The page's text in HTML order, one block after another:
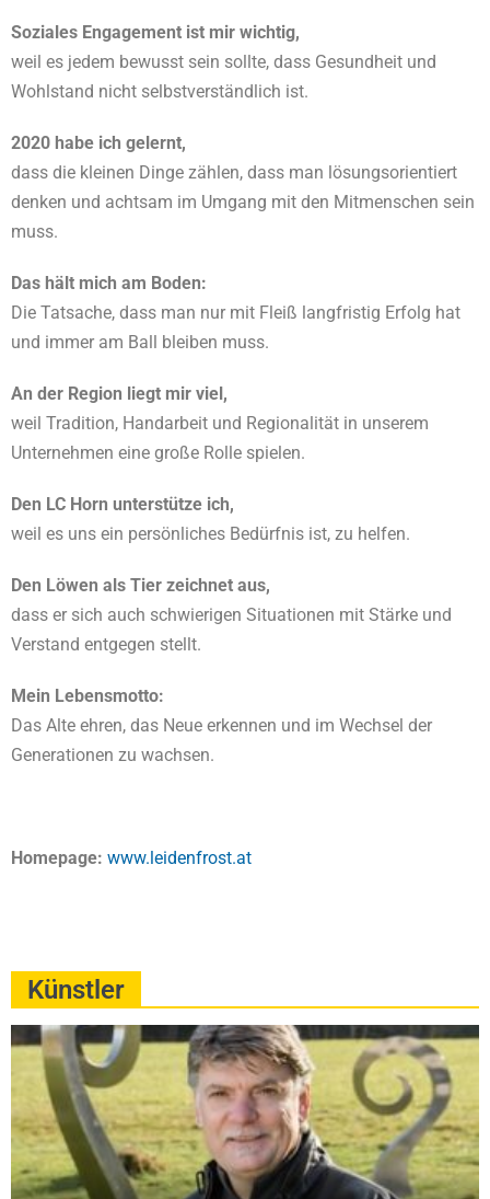
Soziales Engagement ist mir wichtig,
weil es jedem bewusst sein sollte, dass Gesundheit und
Wohlstand nicht selbstverständlich ist.
2020 habe ich gelernt,
dass die kleinen Dinge zählen, dass man lösungsorientiert
denken und achtsam im Umgang mit den Mitmenschen sein
muss.
Das hält mich am Boden:
Die Tatsache, dass man nur mit Fleiß langfristig Erfolg hat
und immer am Ball bleiben muss.
An der Region liegt mir viel,
weil Tradition, Handarbeit und Regionalität in unserem
Unternehmen eine große Rolle spielen.
Den LC Horn unterstütze ich,
weil es uns ein persönliches Bedürfnis ist, zu helfen.
Den Löwen als Tier zeichnet aus,
dass er sich auch schwierigen Situationen mit Stärke und
Verstand entgegen stellt.
Mein Lebensmotto:
Das Alte ehren, das Neue erkennen und im Wechsel der
Generationen zu wachsen.
Homepage: www.leidenfrost.at
Künstler